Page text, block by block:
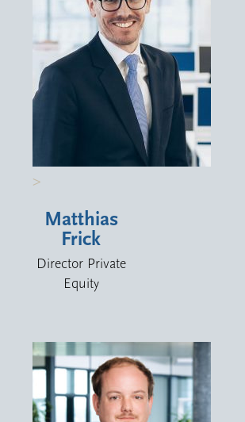
>
Matthias
Frick
Director Private
Equity